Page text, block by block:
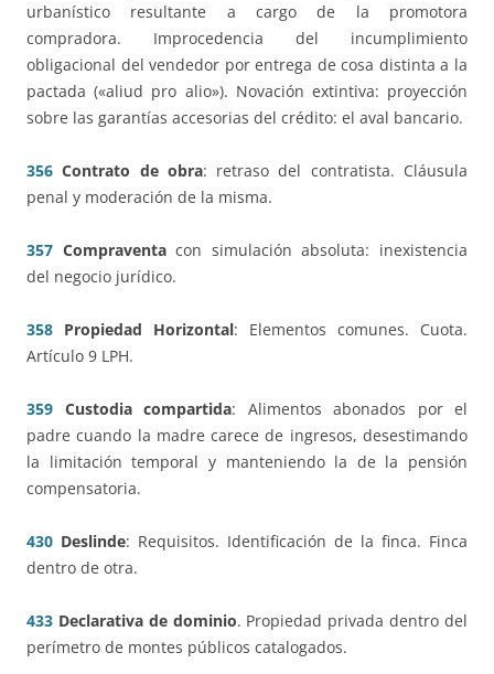
urbanístico resultante a cargo de la promotora
compradora. Improcedencia del incumplimiento
obligacional del vendedor por entrega de cosa distinta a la
pactada («aliud pro alio»). Novación extintiva: proyección
sobre las garantías accesorias del crédito: el aval bancario.
356 Contrato de obra: retraso del contratista. Cláusula
penal y moderación de la misma.
357 Compraventacon simulación absoluta: inexistencia
del negocio jurídico.
358 Propiedad Horizontal: Elementos comunes. Cuota.
Artículo 9 LPH.
359 Custodia compartida: Alimentos abonados por el
padre cuando la madre carece de ingresos, desestimando
la limitación temporal y manteniendo la de la pensión
compensatoria.
430 Deslinde: Requisitos. Identificación de la finca. Finca
dentro de otra.
433 Declarativa de dominio. Propiedad privada dentro del
perímetro de montes públicos catalogados.